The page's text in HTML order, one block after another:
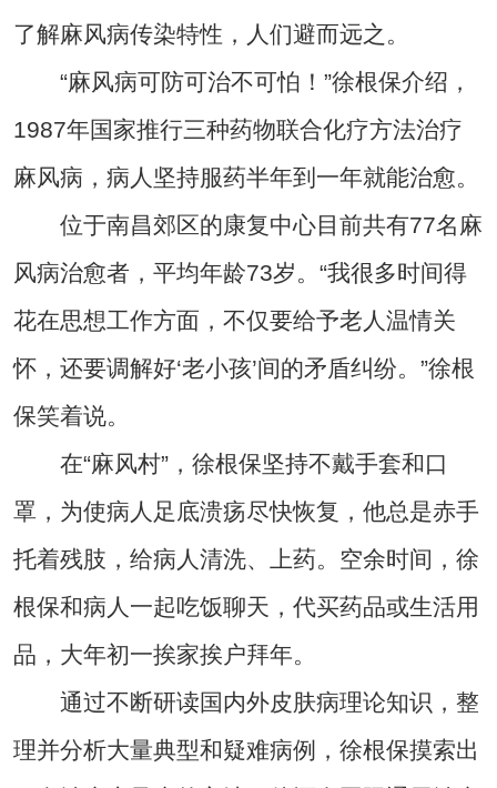
了解麻风病传染特性，人们避而远之。
“麻风病可防可治不可怕！”徐根保介绍，
1987年国家推行三种药物联合化疗方法治疗
麻风病，病人坚持服药半年到一年就能治愈。
位于南昌郊区的康复中心目前共有77名麻
风病治愈者，平均年龄73岁。“我很多时间得
花在思想工作方面，不仅要给予老人温情关
怀，还要调解好‘老小孩’间的矛盾纠纷。”徐根
保笑着说。
在“麻风村”，徐根保坚持不戴手套和口
罩，为使病人足底溃疡尽快恢复，他总是赤手
托着残肢，给病人清洗、上药。空余时间，徐
根保和病人一起吃饭聊天，代买药品或生活用
品，大年初一挨家挨户拜年。
通过不断研读国内外皮肤病理论知识，整
理并分析大量典型和疑难病例，徐根保摸索出